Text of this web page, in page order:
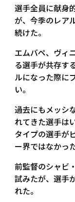
選手全員に献身
が、今季のレア
続けた。
エムバペ、ヴィ
る選手が共存す
ルになった際に
い。
過去にもメッシ
れてきた選手は
タイプの選手が
ー界ではなかった
前監督のシャビ
試みたが、選手
れた。